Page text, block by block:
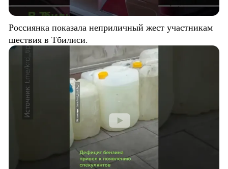
Россиянка показала неприличный жест участникам
шествия в Тбилиси.